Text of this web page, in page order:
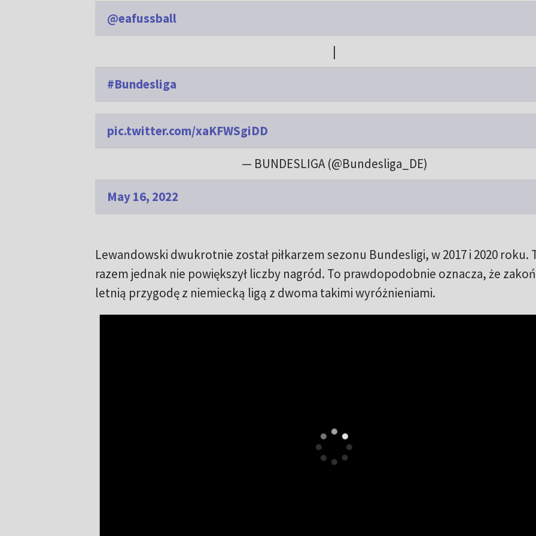
@eafussball
|
#Bundesliga
pic.twitter.com/xaKFWSgiDD
— BUNDESLIGA (@Bundesliga_DE)
May 16, 2022
Lewandowski dwukrotnie został piłkarzem sezonu Bundesligi, w 2017 i 2020 roku.
razem jednak nie powiększył liczby nagród. To prawdopodobnie oznacza, że
letnią przygodę z niemiecką ligą z dwoma takimi wyróżnieniami.